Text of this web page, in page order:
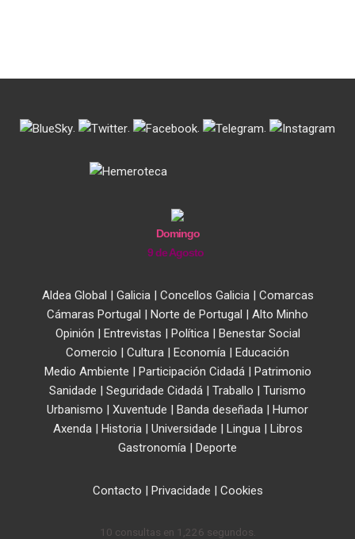
. . . .
Domingo
9 de Agosto
Aldea Global | Galicia| Concellos Galicia| Comarcas
Cámaras Portugal | Norte de Portugal | Alto Minho
Opinión | Entrevistas | Política| Benestar Social
Comercio | Cultura | Economía | Educación
Medio Ambiente | Participación Cidadá| Patrimonio
Sanidade | Seguridade Cidadá | Traballo | Turismo
Urbanismo | Xuventude | Banda deseñada | Humor
Axenda| Historia| Universidade | Lingua| Libros
Gastronomía | Deporte
Contacto | Privacidade | Cookies
10 consultas en 1,226 segundos.